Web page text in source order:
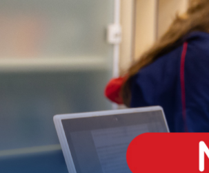
MÉDIO
igh School
Dupla Diplomação